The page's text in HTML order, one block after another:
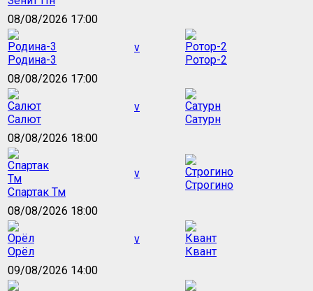
08/08/2026 17:00
Родина-3
v
Ротор-2
08/08/2026 17:00
Салют
v
Сатурн
08/08/2026 18:00
Спартак Тм
v
Строгино
08/08/2026 18:00
Орёл
v
Квант
09/08/2026 14:00